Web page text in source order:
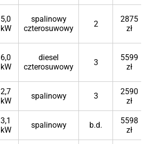
5,0
kW
spalinowy
czterosuwowy
2
2875
zł
6,0
kW
diesel
czterosuwowy
3
5599
zł
2,7
kW
spalinowy 3
2590
zł
3,1
kW
spalinowy b.d.
5598
zł